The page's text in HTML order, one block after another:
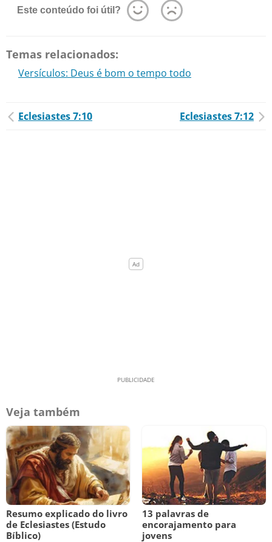
Este conteúdo foi útil?
Temas relacionados:
Versículos: Deus é bom o tempo todo
Eclesiastes 7:10 Eclesiastes 7:12
Veja também
Resumo explicado do livro
de Eclesiastes (Estudo
Bíblico)
13 palavras de
encorajamento para
jovens